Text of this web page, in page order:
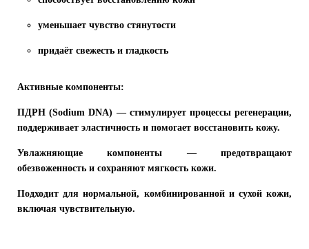
уменьшает чувство стянутости
придаёт свежесть и гладкость
Активные компоненты:
ПДРН (Sodium DNA) — стимулирует процессы регенерации,
поддерживает эластичность и помогает восстановить кожу.
Увлажняющие компоненты — предотвращают
обезвоженность и сохраняют мягкость кожи.
Подходит для нормальной, комбинированной и сухой кожи,
включая чувствительную.